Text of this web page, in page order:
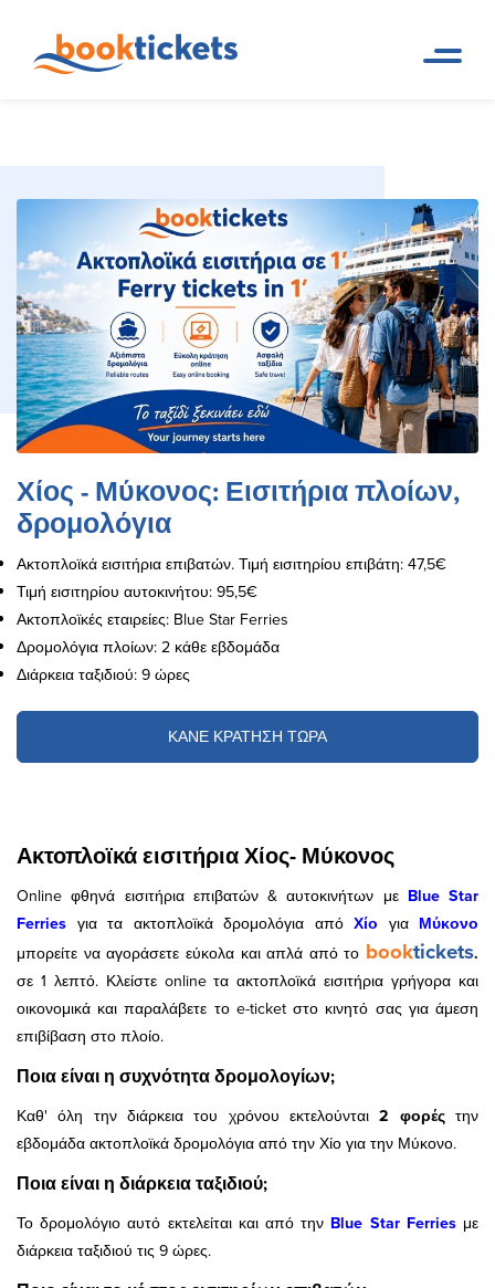
εισιτήρια πλοίων
Χίος - Μύκονος: Εισιτήρια πλοίων,
δρομολόγια
Ακτοπλοϊκά εισιτήρια επιβατών. Τιμή εισιτηρίου επιβάτη: 47,5€
Τιμή εισιτηρίου αυτοκινήτου: 95,5€
Ακτοπλοϊκές εταιρείες: Blue Star Ferries
Δρομολόγια πλοίων: 2 κάθε εβδομάδα
Διάρκεια ταξιδιού: 9 ώρες
ΚΑΝΕ ΚΡΑΤΗΣΗ ΤΩΡΑ
Ακτοπλοϊκά εισιτήρια Χίος- Μύκονος
Online φθηνά εισιτήρια επιβατών & αυτοκινήτων με Blue Star
Ferries για τα ακτοπλοϊκά δρομολόγια από Χίο για Μύκονο
μπορείτε να αγοράσετε εύκολα και απλά από το booktickets.
σε 1 λεπτό. Κλείστε online τα ακτοπλοϊκά εισιτήρια γρήγορα και
οικονομικά και παραλάβετε το e-ticket στο κινητό σας για άμεση
επιβίβαση στο πλοίο.
Ποια είναι η συχνότητα δρομολογίων;
Καθ' όλη την διάρκεια του χρόνου εκτελούνται2 φορέςτην
εβδομάδα ακτοπλοϊκά δρομολόγια από την Χίο για την Μύκονο.
Ποια είναι η διάρκεια ταξιδιού;
Το δρομολόγιο αυτό εκτελείται και από την Blue Star Ferriesμε
διάρκεια ταξιδιού τις 9 ώρες.